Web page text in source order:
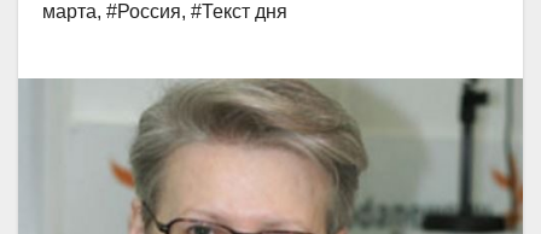
марта, #Россия, #Текст дня